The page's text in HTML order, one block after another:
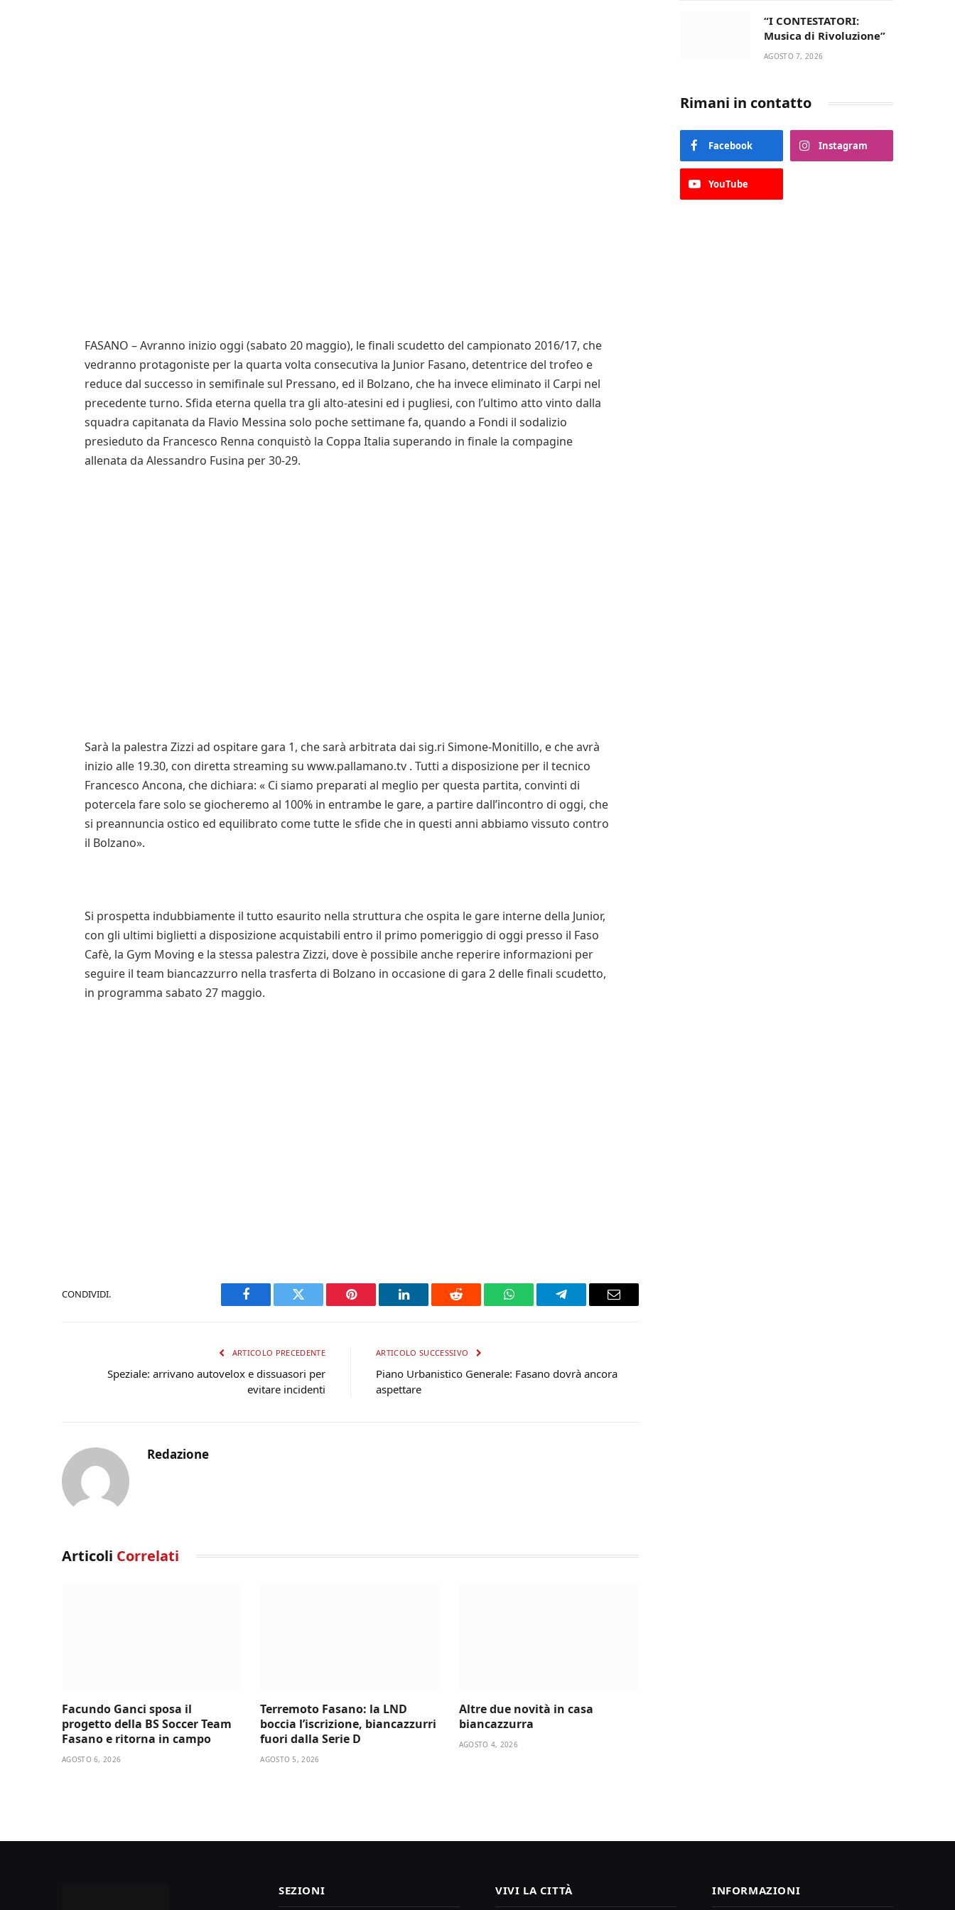
FASANO – Avranno inizio oggi (sabato 20 maggio), le finali scudetto del campionato 2016/17, che
vedranno protagoniste per la quarta volta consecutiva la Junior Fasano, detentrice del trofeo e
reduce dal successo in semifinale sul Pressano, ed il Bolzano, che ha invece eliminato il Carpi nel
precedente turno. Sfida eterna quella tra gli alto-atesini ed i pugliesi, con l’ultimo atto vinto dalla
squadra capitanata da Flavio Messina solo poche settimane fa, quando a Fondi il sodalizio
presieduto da Francesco Renna conquistò la Coppa Italia superando in finale la compagine
allenata da Alessandro Fusina per 30-29.
Sarà la palestra Zizzi ad ospitare gara 1, che sarà arbitrata dai sig.ri Simone-Monitillo, e che avrà
inizio alle 19.30, con diretta streaming su www.pallamano.tv . Tutti a disposizione per il tecnico
Francesco Ancona, che dichiara: « Ci siamo preparati al meglio per questa partita, convinti di
potercela fare solo se giocheremo al 100% in entrambe le gare, a partire dall’incontro di oggi, che
si preannuncia ostico ed equilibrato come tutte le sfide che in questi anni abbiamo vissuto contro
il Bolzano».
Si prospetta indubbiamente il tutto esaurito nella struttura che ospita le gare interne della Junior,
con gli ultimi biglietti a disposizione acquistabili entro il primo pomeriggio di oggi presso il Faso
Cafè, la Gym Moving e la stessa palestra Zizzi, dove è possibile anche reperire informazioni per
seguire il team biancazzurro nella trasferta di Bolzano in occasione di gara 2 delle finali scudetto,
in programma sabato 27 maggio.
CONDIVIDI.
Facebook Twitter Pinterest LinkedIn Reddit WhatsAppTelegram Email
ARTICOLO PRECEDENTE
Speziale: arrivano autovelox e dissuasori per
evitare incidenti
ARTICOLO SUCCESSIVO
Piano Urbanistico Generale: Fasano dovrà ancora
aspettare
Redazione
Articoli Correlati
Facundo Ganci sposa il
progetto della BS Soccer Team
Fasano e ritorna in campo
AGOSTO 6, 2026
Terremoto Fasano: la LND
boccia l’iscrizione, biancazzurri
fuori dalla Serie D
AGOSTO 5, 2026
Altre due novità in casa
biancazzurra
AGOSTO 4, 2026
“I CONTESTATORI:
Musica di Rivoluzione”
AGOSTO 7, 2026
Rimani in contatto
Facebook Instagram
YouTube
SEZIONI VIVI LA CITTÀ INFORMAZIONI